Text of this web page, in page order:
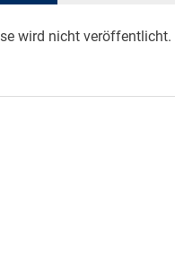
wird nicht veröffentlicht.